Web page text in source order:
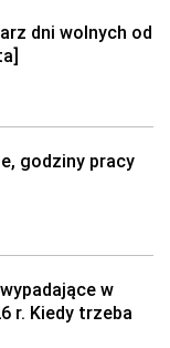
dni wolnych od
godziny pracy
w
r. Kiedy trzeba